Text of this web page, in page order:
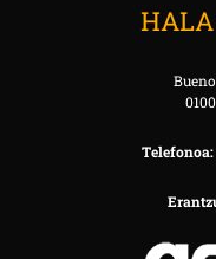
Telefonoa: